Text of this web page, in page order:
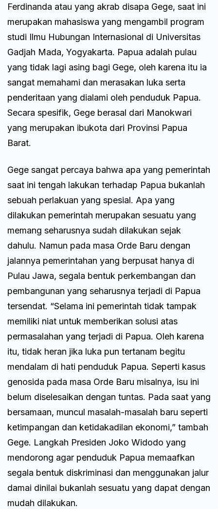
Ferdinanda atau yang akrab disapa Gege, saat ini
merupakan mahasiswa yang mengambil program
studi Ilmu Hubungan Internasional di Universitas
Gadjah Mada, Yogyakarta. Papua adalah pulau
yang tidak lagi asing bagi Gege, oleh karena itu ia
sangat memahami dan merasakan luka serta
penderitaan yang dialami oleh penduduk Papua.
Secara spesifik, Gege berasal dari Manokwari
yang merupakan ibukota dari Provinsi Papua
Barat.
Gege sangat percaya bahwa apa yang pemerintah
saat ini tengah lakukan terhadap Papua bukanlah
sebuah perlakuan yang spesial. Apa yang
dilakukan pemerintah merupakan sesuatu yang
memang seharusnya sudah dilakukan sejak
dahulu. Namun pada masa Orde Baru dengan
jalannya pemerintahan yang berpusat hanya di
Pulau Jawa, segala bentuk perkembangan dan
pembangunan yang seharusnya terjadi di Papua
tersendat. “Selama ini pemerintah tidak tampak
memiliki niat untuk memberikan solusi atas
permasalahan yang terjadi di Papua. Oleh karena
itu, tidak heran jika luka pun tertanam begitu
mendalam di hati penduduk Papua. Seperti kasus
genosida pada masa Orde Baru misalnya, isu ini
belum diselesaikan dengan tuntas. Pada saat yang
bersamaan, muncul masalah-masalah baru seperti
ketimpangan dan ketidakadilan ekonomi,” tambah
Gege. Langkah Presiden Joko Widodo yang
mendorong agar penduduk Papua memaafkan
segala bentuk diskriminasi dan menggunakan jalur
damai dinilai bukanlah sesuatu yang dapat dengan
mudah dilakukan.